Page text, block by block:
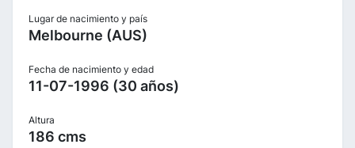
Lugar de nacimiento y país
Melbourne (AUS)
Fecha de nacimiento y edad
11-07-1996 (30 años)
Altura
186 cms